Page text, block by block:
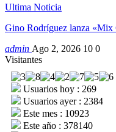
Ultima Noticia
Gino Rodríguez lanza «Mix
admin Ago 2, 2026 10 0
Visitantes
Usuarios hoy : 269
Usuarios ayer : 2384
Este mes : 10923
Este año : 378140